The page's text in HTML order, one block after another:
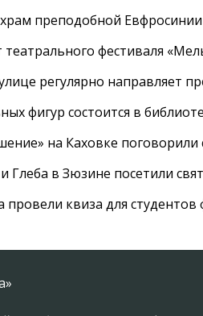
преподобной
театрального фестиваля
регулярно направляет
фигур состоится в
на Каховке
Глеба в Зюзине посетили
квиза для студентов